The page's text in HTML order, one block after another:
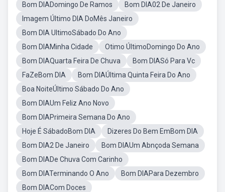
Bom DIADomingo De Ramos
Bom DIA02 De Janeiro
Imagem Último DIA DoMês Janeiro
Bom DIA UltimoSábado Do Ano
Bom DIAMinha Cidade
Otimo ÚltimoDomingo Do Ano
Bom DIAQuarta Feira De Chuva
Bom DIASó Para Vc
FaZeBom DIA
Bom DIAÚltima Quinta Feira Do Ano
Boa NoiteÚltimo Sábado Do Ano
Bom DIAUm Feliz Ano Novo
Bom DIAPrimeira Semana Do Ano
Hoje É SábadoBom DIA
Dizeres Do Bem EmBom DIA
Bom DIA2 De Janeiro
Bom DIAUm Abnçoda Semana
Bom DIADe Chuva Com Carinho
Bom DIATerminando O Ano
Bom DIAPara Dezembro
Bom DIACom Doces